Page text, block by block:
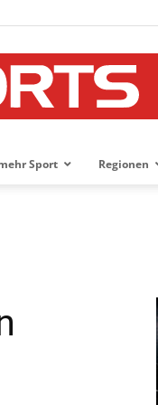
Sport Regionen